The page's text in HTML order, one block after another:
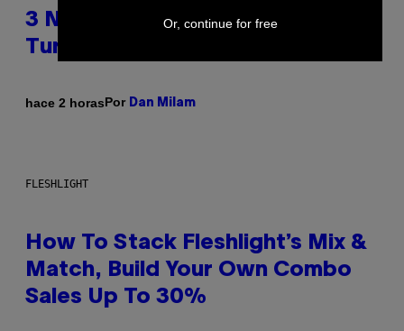
3 No-Skip Pop-Punk Albums
Turning 20 This Year
hace 2 horasPor Dan Milam
FLESHLIGHT
How To Stack Fleshlight’s Mix &
Match, Build Your Own Combo
Sales Up To 30%
Or, continue for free